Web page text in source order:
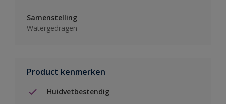
Samenstelling
Watergedragen
Product kenmerken
Huidvetbestendig